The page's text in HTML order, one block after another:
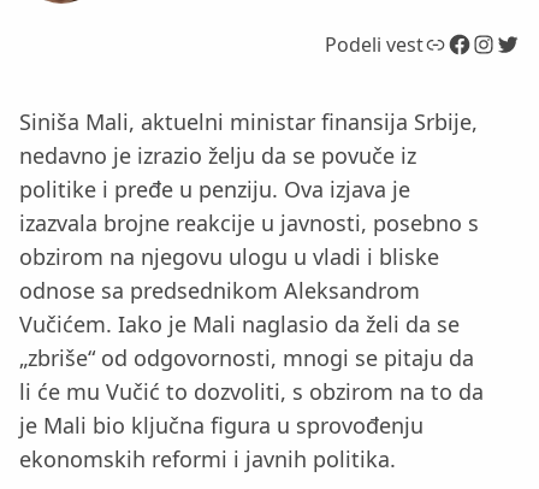
Podeli vestLink Facebook InstagramTwitter
Siniša Mali, aktuelni ministar finansija Srbije,
nedavno je izrazio želju da se povuče iz
politike i pređe u penziju. Ova izjava je
izazvala brojne reakcije u javnosti, posebno s
obzirom na njegovu ulogu u vladi i bliske
odnose sa predsednikom Aleksandrom
Vučićem. Iako je Mali naglasio da želi da se
„zbriše“ od odgovornosti, mnogi se pitaju da
li će mu Vučić to dozvoliti, s obzirom na to da
je Mali bio ključna figura u sprovođenju
ekonomskih reformi i javnih politika.